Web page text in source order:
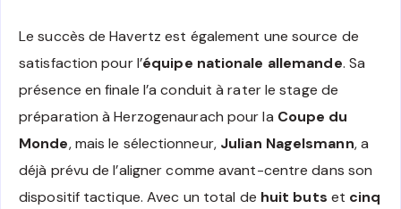
Le succès de Havertz est également une source de
satisfaction pour l’équipe nationale allemande. Sa
présence en finale l’a conduit à rater le stage de
préparation à Herzogenaurach pour la Coupe du
Monde, mais le sélectionneur, Julian Nagelsmann, a
déjà prévu de l’aligner comme avant-centre dans son
dispositif tactique. Avec un total de huit buts et cinq